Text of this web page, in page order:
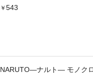
543
NARUTO―ナルト― モノク